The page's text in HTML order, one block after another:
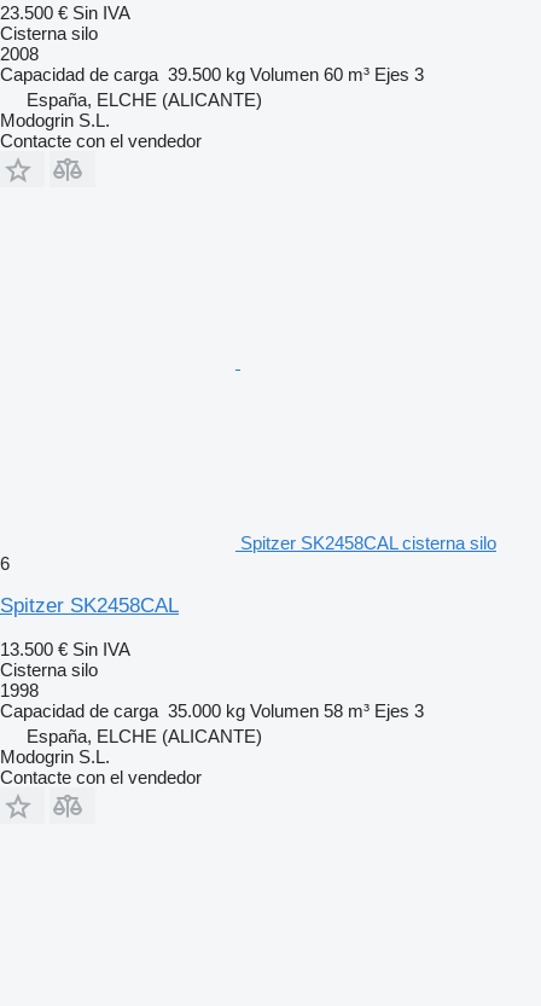
23.500 € Sin IVA
Cisterna silo
2008
Capacidad de carga 39.500 kg Volumen 60 m³ Ejes 3
España, ELCHE (ALICANTE)
Modogrin S.L.
Contacte con el vendedor
Spitzer SK2458CAL cisterna silo
6
Spitzer SK2458CAL
13.500 € Sin IVA
Cisterna silo
1998
Capacidad de carga 35.000 kg Volumen 58 m³ Ejes 3
España, ELCHE (ALICANTE)
Modogrin S.L.
Contacte con el vendedor